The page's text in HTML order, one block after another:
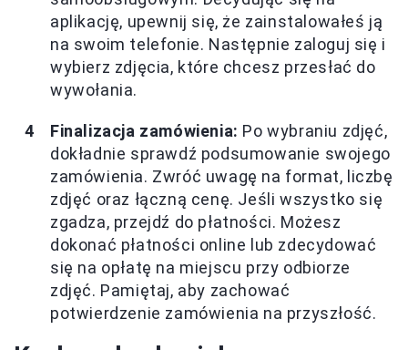
aplikację, upewnij się, że zainstalowałeś ją
na swoim telefonie. Następnie zaloguj się i
wybierz zdjęcia, które chcesz przesłać do
wywołania.
Finalizacja zamówienia: Po wybraniu zdjęć,
dokładnie sprawdź podsumowanie swojego
zamówienia. Zwróć uwagę na format, liczbę
zdjęć oraz łączną cenę. Jeśli wszystko się
zgadza, przejdź do płatności. Możesz
dokonać płatności online lub zdecydować
się na opłatę na miejscu przy odbiorze
zdjęć. Pamiętaj, aby zachować
potwierdzenie zamówienia na przyszłość.